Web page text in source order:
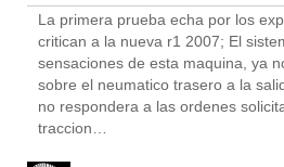
La primera prueba echa por los
critican a la nueva r1 2007; El
sensaciones de esta maquina, ya
sobre el neumatico trasero a la
no respondera a las ordenes
traccion…